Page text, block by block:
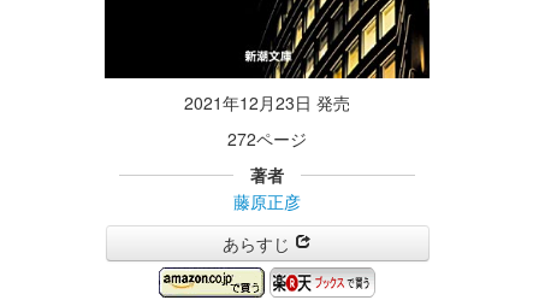
2021年12月23日 発売
272ページ
著者
藤原正彦
あらすじ